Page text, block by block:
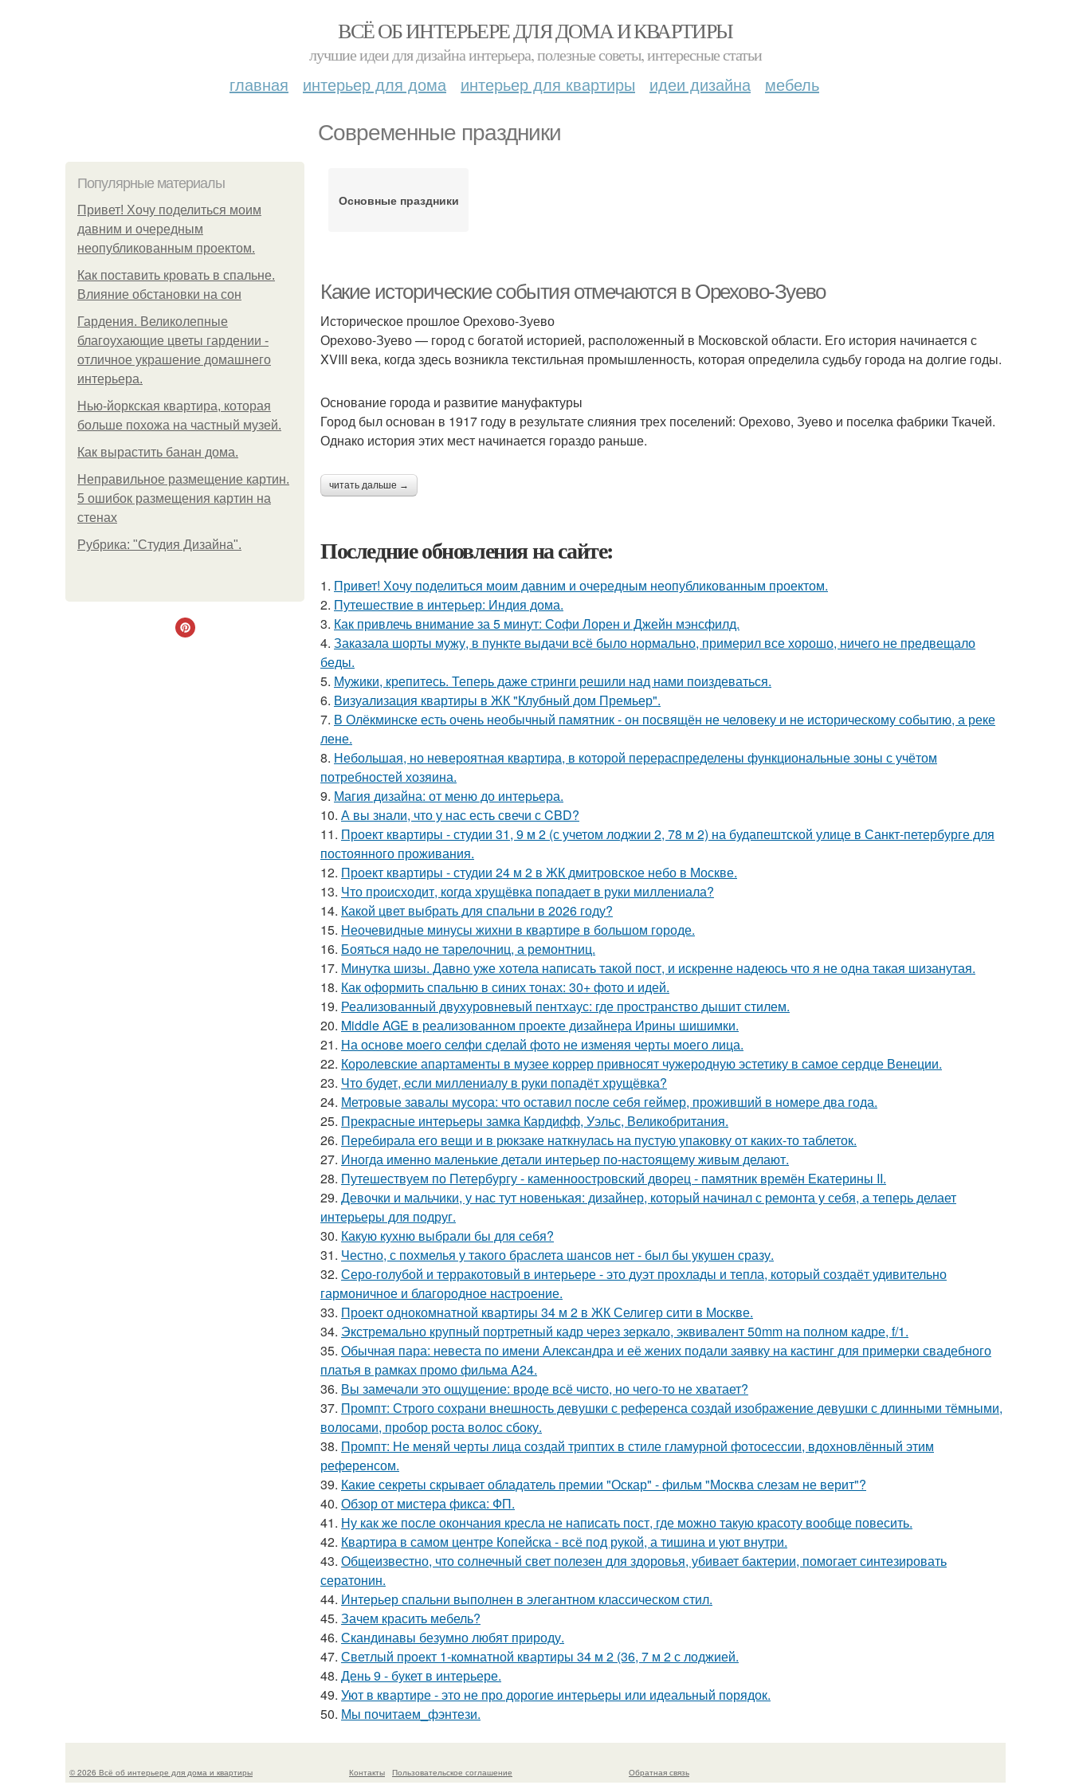
ВСЁ ОБ ИНТЕРЬЕРЕ ДЛЯ ДОМА И КВАРТИРЫ
лучшие идеи для дизайна интерьера, полезные советы, интересные статьи
главная интерьер для дома интерьер для квартиры идеи дизайна мебель
Современные праздники
Популярные материалы
Привет! Хочу поделиться моим
давним и очередным
неопубликованным проектом.
Как поставить кровать в спальне.
Влияние обстановки на сон
Гардения. Великолепные
благоухающие цветы гардении -
отличное украшение домашнего
интерьера.
Нью-йоркская квартира, которая
больше похожа на частный музей.
Как вырастить банан дома.
Неправильное размещение картин.
5 ошибок размещения картин на
стенах
Рубрика: "Студия Дизайна".
Основные праздники
Какие исторические события отмечаются в Орехово-Зуево
Историческое прошлое Орехово-Зуево
Орехово-Зуево — город с богатой историей, расположенный в Московской области. Его история начинается с
XVIII века, когда здесь возникла текстильная промышленность, которая определила судьбу города на долгие годы.
Основание города и развитие мануфактуры
Город был основан в 1917 году в результате слияния трех поселений: Орехово, Зуево и поселка фабрики Ткачей.
Однако история этих мест начинается гораздо раньше.
читать дальше →
Последние обновления на сайте:
1. Привет! Хочу поделиться моим давним и очередным неопубликованным проектом.
2. Путешествие в интерьер: Индия дома.
3. Как привлечь внимание за 5 минут: Софи Лорен и Джейн мэнсфилд.
4. Заказала шорты мужу, в пункте выдачи всё было нормально, примерил все хорошо, ничего не предвещало
беды.
5. Мужики, крепитесь. Теперь даже стринги решили над нами поиздеваться.
6. Визуализация квартиры в ЖК "Клубный дом Премьер".
7. В Олёкминске есть очень необычный памятник - он посвящён не человеку и не историческому событию, а реке
лене.
8. Небольшая, но невероятная квартира, в которой перераспределены функциональные зоны с учётом
потребностей хозяина.
9. Магия дизайна: от меню до интерьера.
10. А вы знали, что у нас есть свечи с CBD?
11. Проект квартиры - студии 31, 9 м 2 (с учетом лоджии 2, 78 м 2) на будапештской улице в Санкт-петербурге для
постоянного проживания.
12. Проект квартиры - студии 24 м 2 в ЖК дмитровское небо в Москве.
13. Что происходит, когда хрущёвка попадает в руки миллениала?
14. Какой цвет выбрать для спальни в 2026 году?
15. Неочевидные минусы жихни в квартире в большом городе.
16. Бояться надо не тарелочниц, а ремонтниц.
17. Минутка шизы. Давно уже хотела написать такой пост, и искренне надеюсь что я не одна такая шизанутая.
18. Как оформить спальню в синих тонах: 30+ фото и идей.
19. Реализованный двухуровневый пентхаус: где пространство дышит стилем.
20. Middle AGE в реализованном проекте дизайнера Ирины шишимки.
21. На основе моего селфи сделай фото не изменяя черты моего лица.
22. Королевские апартаменты в музее коррер привносят чужеродную эстетику в самое сердце Венеции.
23. Что будет, если миллениалу в руки попадёт хрущёвка?
24. Метровые завалы мусора: что оставил после себя геймер, проживший в номере два года.
25. Прекрасные интерьеры замка Кардифф, Уэльс, Великобритания.
26. Перебирала его вещи и в рюкзаке наткнулась на пустую упаковку от каких-то таблеток.
27. Иногда именно маленькие детали интерьер по-настоящему живым делают.
28. Путешествуем по Петербургу - каменноостровский дворец - памятник времён Екатерины II.
29. Девочки и мальчики, у нас тут новенькая: дизайнер, который начинал с ремонта у себя, а теперь делает
интерьеры для подруг.
30. Какую кухню выбрали бы для себя?
31. Честно, с похмелья у такого браслета шансов нет - был бы укушен сразу.
32. Серо-голубой и терракотовый в интерьере - это дуэт прохлады и тепла, который создаёт удивительно
гармоничное и благородное настроение.
33. Проект однокомнатной квартиры 34 м 2 в ЖК Селигер сити в Москве.
34. Экстремально крупный портретный кадр через зеркало, эквивалент 50mm на полном кадре, f/1.
35. Обычная пара: невеста по имени Александра и её жених подали заявку на кастинг для примерки свадебного
платья в рамках промо фильма A24.
36. Вы замечали это ощущение: вроде всё чисто, но чего-то не хватает?
37. Промпт: Строго сохрани внешность девушки с референса создай изображение девушки с длинными тёмными,
волосами, пробор роста волос сбоку.
38. Промпт: Не меняй черты лица создай триптих в стиле гламурной фотосессии, вдохновлённый этим
референсом.
39. Какие секреты скрывает обладатель премии "Оскар" - фильм "Москва слезам не верит"?
40. Обзор от мистера фикса: ФП.
41. Ну как же после окончания кресла не написать пост, где можно такую красоту вообще повесить.
42. Квартира в самом центре Копейска - всё под рукой, а тишина и уют внутри.
43. Общеизвестно, что солнечный свет полезен для здоровья, убивает бактерии, помогает синтезировать
сератонин.
44. Интерьер спальни выполнен в элегантном классическом стил.
45. Зачем красить мебель?
46. Скандинавы безумно любят природу.
47. Светлый проект 1-комнатной квартиры 34 м 2 (36, 7 м 2 с лоджией.
48. День 9 - букет в интерьере.
49. Уют в квартире - это не про дорогие интерьеры или идеальный порядок.
50. Мы почитаем_фэнтези.
© 2026 Всё об интерьере для дома и квартиры Контакты Пользовательское соглашение Обратная связь